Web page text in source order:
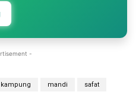
-
kampung mandi safat